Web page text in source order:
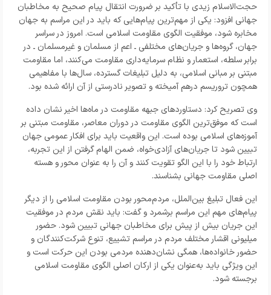
حجت‌الاسلام زیدی با تأکید بر ضرورت انتقال پیام صحیح به مخاطبان
جهانی افزود: یکی از مهم‌ترین پیام‌هایی که باید در این مراسم به جهان
مخابره شود، موفقیت الگوی مقاومت اسلامی است. امروز در سراسر
جهان، گروه‌ها و جریان‌های مختلفی ـ اعم از مسلمان و غیرمسلمان ـ در
برابر سلطه، استعمار و نظام سرمایه‌داری مقاومت می‌کنند، اما مقاومت
مبتنی بر مبانی اسلامی، به دلیل تبلیغات گسترده، سال‌ها با مفاهیمی
همچون تروریسم درهم آمیخته و تصویر نادرستی از آن ارائه شده بود.
وی تصریح کرد: دستاوردهای جبهه مقاومت در ماه‌ها اخیر نشان داده
است که موفق‌ترین الگوی مقاومت در دوران معاصر، مقاومت مبتنی بر
آموزه‌های اسلامی بوده است. این واقعیت باید برای افکار عمومی جهان
تبیین شود تا جریان‌های آزادی‌خواه، ضمن الهام گرفتن از این تجربه،
ارتباط خود را با این الگو تقویت کنند و آن را به عنوان محور و هسته
اصلی مقاومت جهانی بشناسند.
این فعال تبلیغ بین‌الملل، مردم‌محور بودن مقاومت اسلامی را از دیگر
پیام‌های مهم این مراسم برشمرد و گفت: باید نقش مردم در موفقیت
این جریان بیش از پیش برای مخاطبان جهانی تبیین شود. حضور
میلیونی اقشار مختلف مردم در مراسم تشییع، تنوع شرکت‌کنندگان و
حضور خانواده‌ها، همگی نشان‌دهنده مردمی بودن این حرکت است و
این ویژگی باید به‌عنوان یکی از ارکان اصلی الگوی مقاومت اسلامی
برجسته شود.